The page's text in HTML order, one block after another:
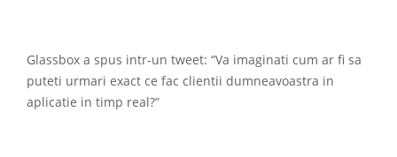
Glassbox a spus intr-un tweet: “Va imaginati cum ar fi sa
puteti urmari exact ce fac clientii dumneavoastra in
aplicatie in timp real?”